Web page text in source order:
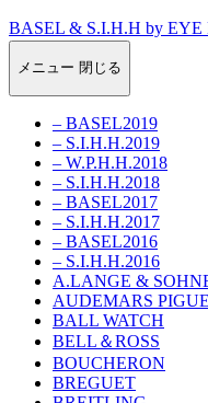
BASEL & S.I.H.H by
メニュー 閉じる
– BASEL2019
– S.I.H.H.2019
– W.P.H.H.2018
– S.I.H.H.2018
– BASEL2017
– S.I.H.H.2017
– BASEL2016
– S.I.H.H.2016
A.LANGE &
AUDEMARS
BALL WATCH
BELL＆ROSS
BOUCHERON
BREGUET